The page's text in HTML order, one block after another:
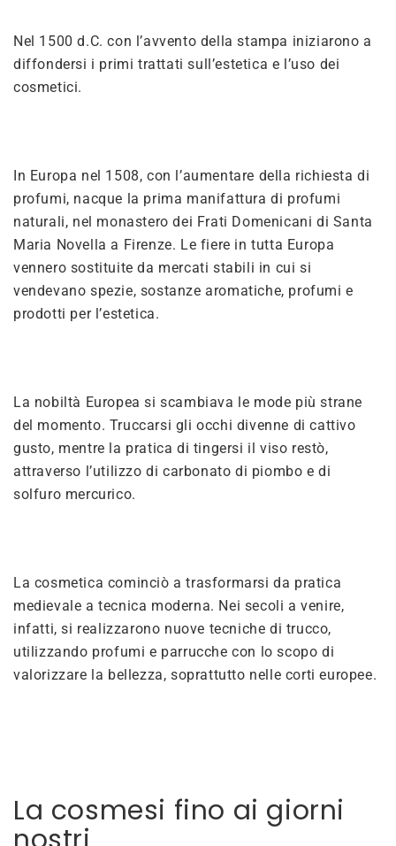
Nel 1500 d.C. con l’avvento della stampa iniziarono a
diffondersi i primi trattati sull’estetica e l’uso dei
cosmetici.
In Europa nel 1508, con l’aumentare della richiesta di
profumi, nacque la prima manifattura di profumi
naturali, nel monastero dei Frati Domenicani di Santa
Maria Novella a Firenze. Le fiere in tutta Europa
vennero sostituite da mercati stabili in cui si
vendevano spezie, sostanze aromatiche, profumi e
prodotti per l’estetica.
La nobiltà Europea si scambiava le mode più strane
del momento. Truccarsi gli occhi divenne di cattivo
gusto, mentre la pratica di tingersi il viso restò,
attraverso l’utilizzo di carbonato di piombo e di
solfuro mercurico.
La cosmetica cominciò a trasformarsi da pratica
medievale a tecnica moderna. Nei secoli a venire,
infatti, si realizzarono nuove tecniche di trucco,
utilizzando profumi e parrucche con lo scopo di
valorizzare la bellezza, soprattutto nelle corti europee.
La cosmesi fino ai giorni